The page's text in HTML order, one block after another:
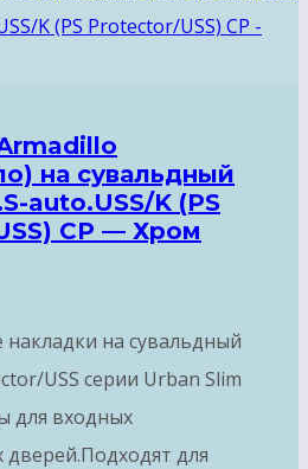
на сувальдный
auto.USS/K (PS
CP — Хром
на сувальдный
USS серии Urban Slim
для входных
дверей.Подходят для